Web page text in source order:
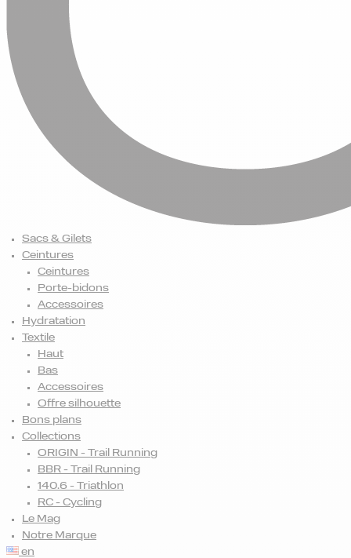
Sacs & Gilets
Ceintures
Ceintures
Porte-bidons
Accessoires
Hydratation
Textile
Haut
Bas
Accessoires
Offre silhouette
Bons plans
Collections
ORIGIN - Trail Running
BBR - Trail Running
140.6 - Triathlon
RC - Cycling
Le Mag
Notre Marque
en